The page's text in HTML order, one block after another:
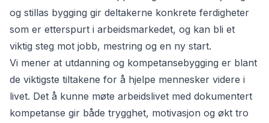
og stillas bygging gir deltakerne konkrete ferdigheter
som er etterspurt i arbeidsmarkedet, og kan bli et
viktig steg mot jobb, mestring og en ny start.
Vi mener at utdanning og kompetansebygging er blant
de viktigste tiltakene for å hjelpe mennesker videre i
livet. Det å kunne møte arbeidslivet med dokumentert
kompetanse gir både trygghet, motivasjon og økt tro